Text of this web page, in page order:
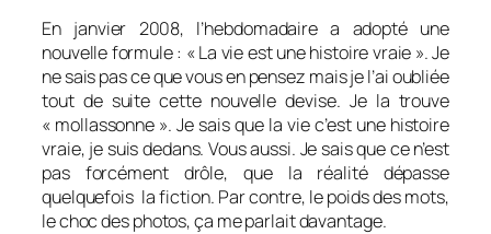
En janvier 2008, l’hebdomadaire a adopté une
nouvelle formule : « La vie est une histoire vraie ». Je
ne sais pas ce que vous en pensez mais je l’ai oubliée
tout de suite cette nouvelle devise. Je la trouve
« mollassonne ». Je sais que la vie c’est une histoire
vraie, je suis dedans. Vous aussi. Je sais que ce n’est
pas forcément drôle, que la réalité dépasse
quelquefois la fiction. Par contre, le poids des mots,
le choc des photos, ça me parlait davantage.